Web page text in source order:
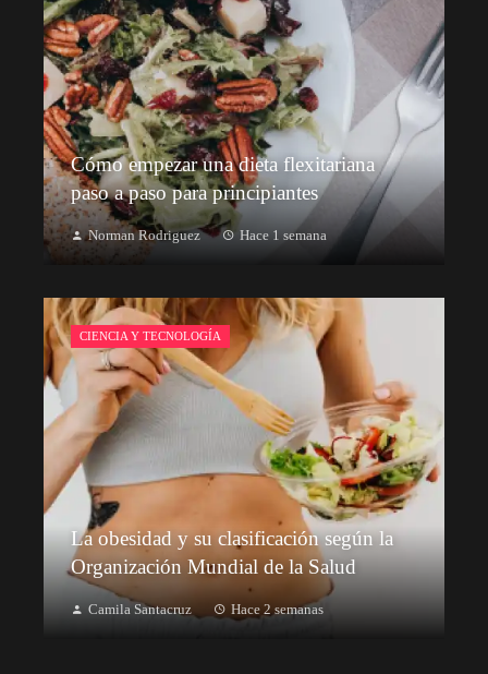
Cómo empezar una dieta flexitariana
paso a paso para principiantes
Norman Rodriguez Hace 1 semana
CIENCIA Y TECNOLOGÍA
La obesidad y su clasificación según la
Organización Mundial de la Salud
Camila Santacruz Hace 2 semanas